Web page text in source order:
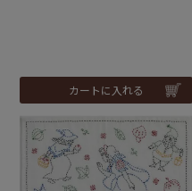
カートに入れる